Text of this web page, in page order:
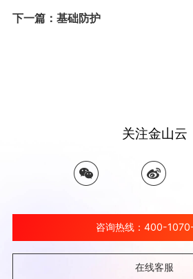
下一篇：基础防护
关注金山云
咨询热线：400-
在线客服